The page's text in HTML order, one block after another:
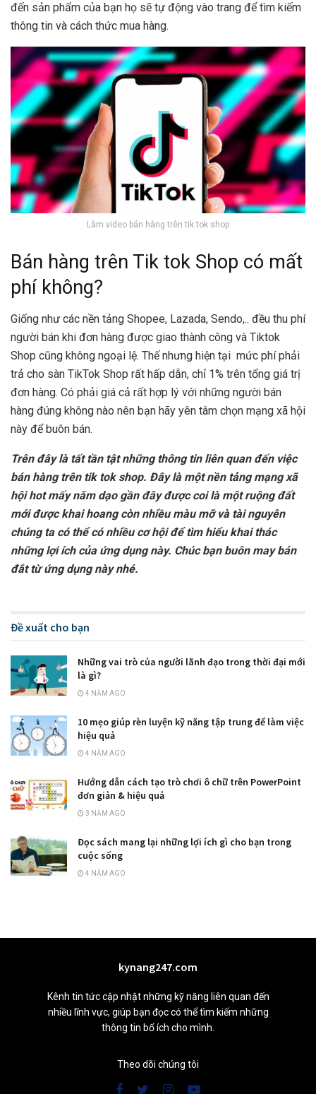
đến sản phẩm của bạn họ sẽ tự động vào trang để tìm kiếm
thông tin và cách thức mua hàng.
Làm video bán hàng trên tik tok shop
Bán hàng trên Tik tok Shop có mất
phí không?
Giống như các nền tảng Shopee, Lazada, Sendo,.. đều thu phí
người bán khi đơn hàng được giao thành công và Tiktok
Shop cũng không ngoại lệ. Thế nhưng hiện tại mức phí phải
trả cho sàn TikTok Shop rất hấp dẫn, chỉ 1% trên tổng giá trị
đơn hàng. Có phải giá cả rất hợp lý với những người bán
hàng đúng không nào nên bạn hãy yên tâm chọn mạng xã hội
này để buôn bán.
Trên đây là tất tần tật những thông tin liên quan đến việc
bán hàng trên tik tok shop. Đây là một nền tảng mạng xã
hội hot mấy năm dạo gần đây được coi là một ruộng đất
mới được khai hoang còn nhiều màu mỡ và tài nguyên
chúng ta có thể có nhiều cơ hội để tìm hiểu khai thác
những lợi ích của ứng dụng này. Chúc bạn buôn may bán
đắt từ ứng dụng này nhé.
Đề xuất cho bạn
Những vai trò của người lãnh đạo trong thời đại mới
là gì?
4 NĂM AGO
10 mẹo giúp rèn luyện kỹ năng tập trung để làm việc
hiệu quả
4 NĂM AGO
Hướng dẫn cách tạo trò chơi ô chữ trên PowerPoint
đơn giản & hiệu quả
3 NĂM AGO
Đọc sách mang lại những lợi ích gì cho bạn trong
cuộc sống
4 NĂM AGO
kynang247.com
Kênh tin tức cập nhật những kỹ năng liên quan đến
nhiều lĩnh vực, giúp bạn đọc có thể tìm kiếm những
thông tin bổ ích cho mình.
Theo dõi chúng tôi